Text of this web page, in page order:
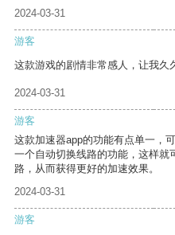
2024-03-31
游客
这款游戏的剧情非常感人，让我久
2024-03-31
游客
这款加速器app的功能有点单一，
一个自动切换线路的功能，这样就
路，从而获得更好的加速效果。
2024-03-31
游客